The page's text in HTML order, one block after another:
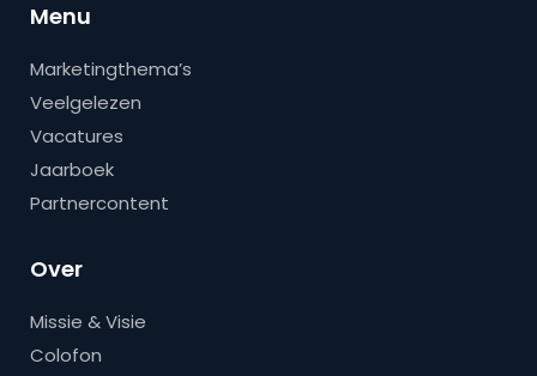
Menu
Marketingthema’s
Veelgelezen
Vacatures
Jaarboek
Partnercontent
Over
Missie & Visie
Colofon